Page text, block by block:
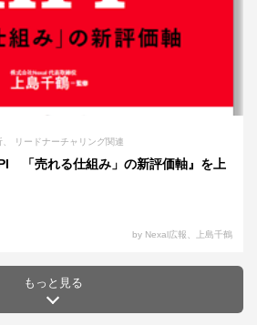
リードナーチャリング関連
「売れる仕組み」の新評価軸』を上
by Nexal広報、上島千鶴
もっと見る